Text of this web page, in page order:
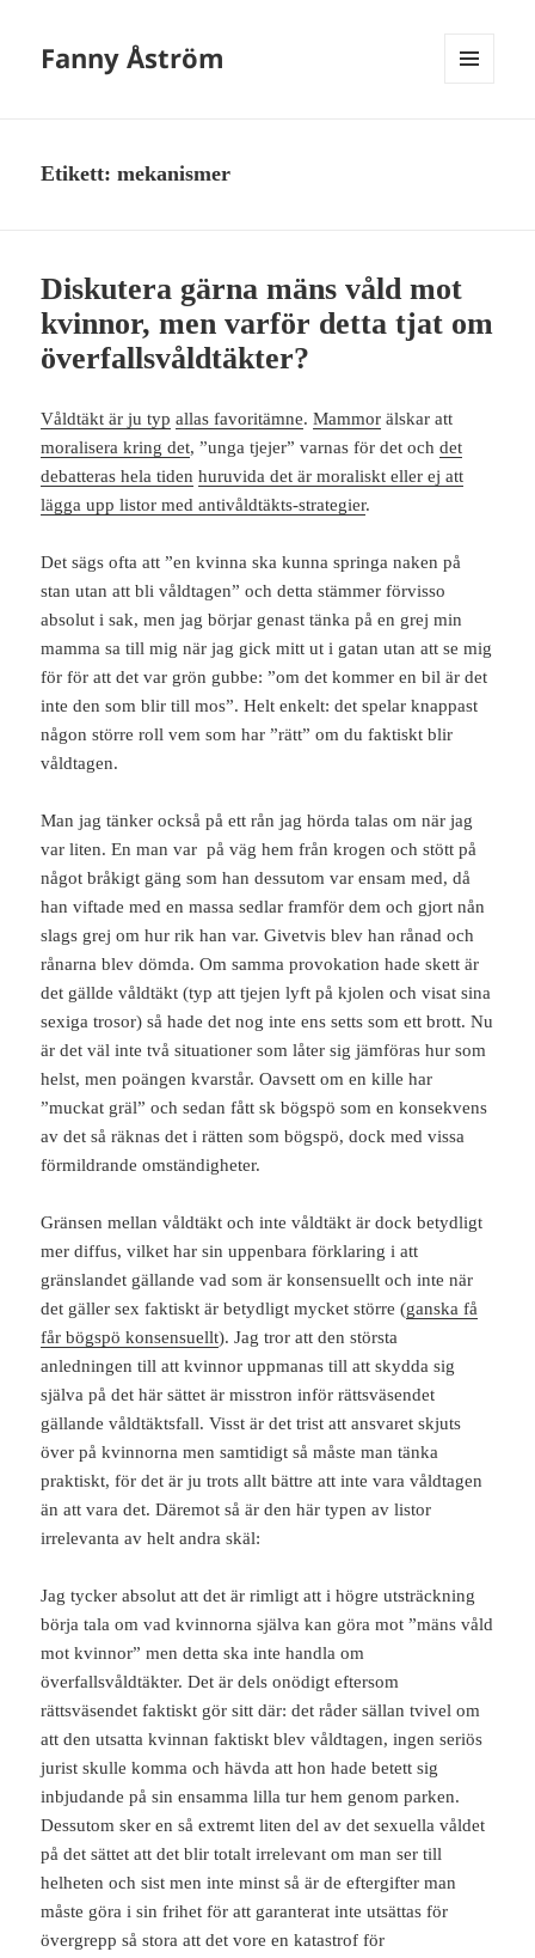
Fanny Åström
Etikett:mekanismer
Diskutera gärna mäns våld mot
kvinnor, men varför detta tjat om
överfallsvåldtäkter?
Våldtäkt är ju typ allas favoritämne.Mammor älskar att
moralisera kring det, ”unga tjejer” varnas för det ochdet
debatteras hela tiden huruvida det är moraliskt eller ej att
lägga upp listor med antivåldtäkts-strategier.
Det sägs ofta att ”en kvinna ska kunna springa naken på
stan utan att bli våldtagen” och detta stämmer förvisso
absolut i sak, men jag börjar genast tänka på en grej min
mamma sa till mig när jag gick mitt ut i gatan utan att se mig
för för att det var grön gubbe: ”om det kommer en bil är det
inte den som blir till mos”. Helt enkelt: det spelar knappast
någon större roll vem som har ”rätt” om du faktiskt blir
våldtagen.
Man jag tänker också på ett rån jag hörda talas om när jag
var liten. En man var på väg hem från krogen och stött på
något bråkigt gäng som han dessutom var ensam med, då
han viftade med en massa sedlar framför dem och gjort nån
slags grej om hur rik han var. Givetvis blev han rånad och
rånarna blev dömda. Om samma provokation hade skett är
det gällde våldtäkt (typ att tjejen lyft på kjolen och visat sina
sexiga trosor) så hade det nog inte ens setts som ett brott. Nu
är det väl inte två situationer som låter sig jämföras hur som
helst, men poängen kvarstår. Oavsett om en kille har
”muckat gräl” och sedan fått sk bögspö som en konsekvens
av det så räknas det i rätten som bögspö, dock med vissa
förmildrande omständigheter.
Gränsen mellan våldtäkt och inte våldtäkt är dock betydligt
mer diffus, vilket har sin uppenbara förklaring i att
gränslandet gällande vad som är konsensuellt och inte när
det gäller sex faktiskt är betydligt mycket större (ganska få
får bögspö konsensuellt). Jag tror att den största
anledningen till att kvinnor uppmanas till att skydda sig
själva på det här sättet är misstron inför rättsväsendet
gällande våldtäktsfall. Visst är det trist att ansvaret skjuts
över på kvinnorna men samtidigt så måste man tänka
praktiskt, för det är ju trots allt bättre att inte vara våldtagen
än att vara det. Däremot så är den här typen av listor
irrelevanta av helt andra skäl:
Jag tycker absolut att det är rimligt att i högre utsträckning
börja tala om vad kvinnorna själva kan göra mot ”mäns våld
mot kvinnor” men detta ska inte handla om
överfallsvåldtäkter. Det är dels onödigt eftersom
rättsväsendet faktiskt gör sitt där: det råder sällan tvivel om
att den utsatta kvinnan faktiskt blev våldtagen, ingen seriös
jurist skulle komma och hävda att hon hade betett sig
inbjudande på sin ensamma lilla tur hem genom parken.
Dessutom sker en så extremt liten del av det sexuella våldet
på det sättet att det blir totalt irrelevant om man ser till
helheten och sist men inte minst så är de eftergifter man
måste göra i sin frihet för att garanterat inte utsättas för
övergrepp så stora att det vore en katastrof för